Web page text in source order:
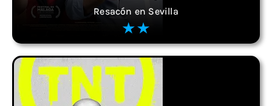
Resacón en Sevilla